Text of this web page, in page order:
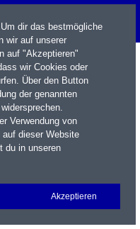
Login
dir das bestmögliche
wir auf unserer
auf "Akzeptieren"
wir Cookies oder
Über den Button
der genannten
Verwendung von
auf dieser Website
du in unseren
Akzeptieren